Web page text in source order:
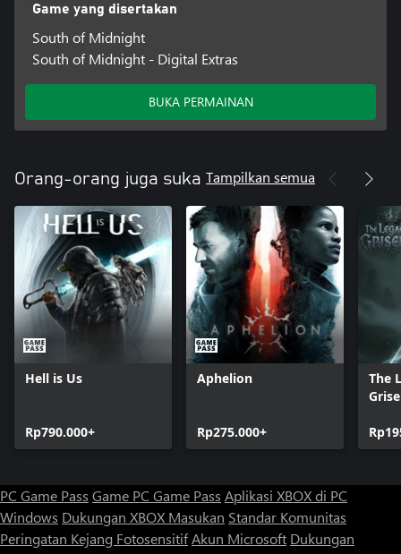
Game yang disertakan
South of Midnight
South of Midnight - Digital Extras
BUKA PERMAINAN
Orang-orang juga suka Tampilkan semua
Hell is Us
Rp790.000+
Aphelion
Rp275.000+
The
PC Game Pass Game PC Game Pass Aplikasi XBOX di PC
Windows Dukungan XBOX Masukan Standar Komunitas
Peringatan Kejang FotosensitifAkun Microsoft Dukungan